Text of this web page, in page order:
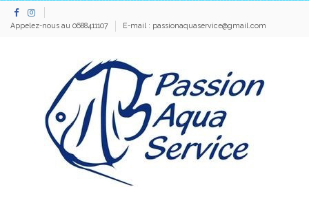
Appelez-nous au 0688411107 E-mail : passionaquaservice@gmail.com